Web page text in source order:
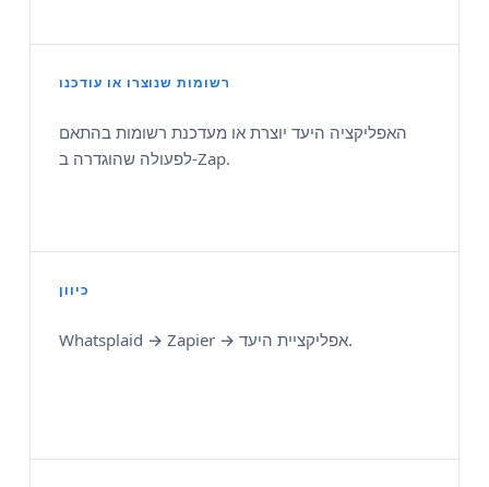
רשומות שנוצרו או עודכנו
האפליקציה היעד יוצרת או מעדכנת רשומות בהתאם
לפעולה שהוגדרה ב‑Zap.
כיוון
Whatsplaid → Zapier → אפליקציית היעד.